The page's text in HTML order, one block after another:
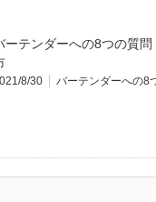
ーテンダーへの8つの質
8/30 バーテンダーへの8